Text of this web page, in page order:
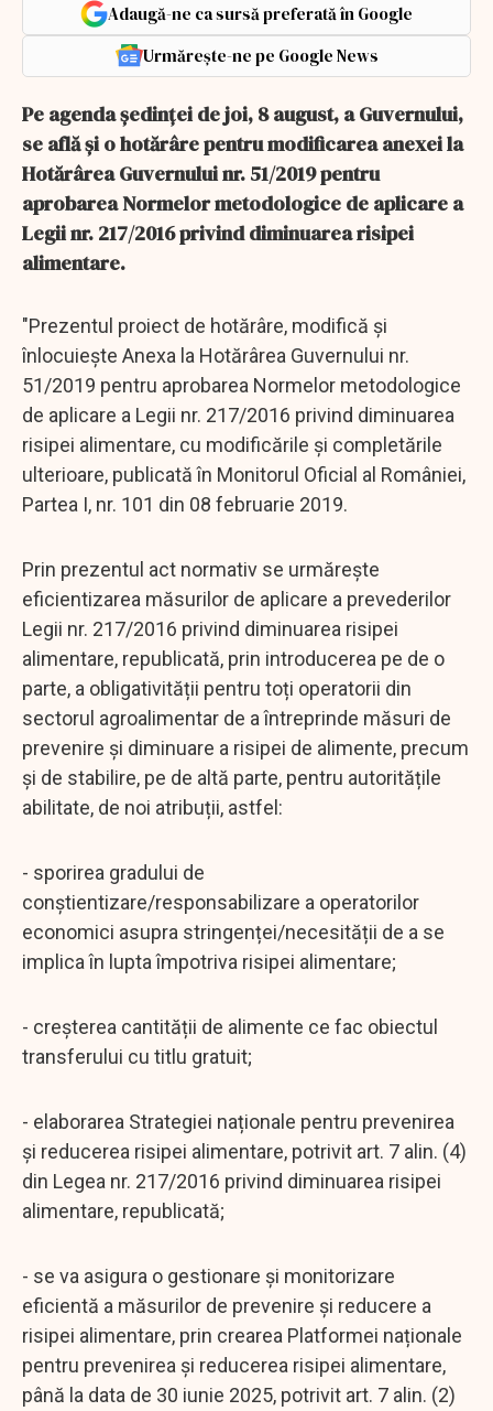
Adaugă-ne ca sursă preferată în Google
Urmărește-ne pe Google News
Pe agenda şedinţei de joi, 8 august, a Guvernului,
se află şi o hotărâre pentru modificarea anexei la
Hotărârea Guvernului nr. 51/2019 pentru
aprobarea Normelor metodologice de aplicare a
Legii nr. 217/2016 privind diminuarea risipei
alimentare.
"Prezentul proiect de hotărâre, modifică și
înlocuiește Anexa la Hotărârea Guvernului nr.
51/2019 pentru aprobarea Normelor metodologice
de aplicare a Legii nr. 217/2016 privind diminuarea
risipei alimentare, cu modificările și completările
ulterioare, publicată în Monitorul Oficial al României,
Partea I, nr. 101 din 08 februarie 2019.
Prin prezentul act normativ se urmărește
eficientizarea măsurilor de aplicare a prevederilor
Legii nr. 217/2016 privind diminuarea risipei
alimentare, republicată, prin introducerea pe de o
parte, a obligativității pentru toți operatorii din
sectorul agroalimentar de a întreprinde măsuri de
prevenire și diminuare a risipei de alimente, precum
și de stabilire, pe de altă parte, pentru autoritățile
abilitate, de noi atribuții, astfel:
- sporirea gradului de
conștientizare/responsabilizare a operatorilor
economici asupra stringenței/necesității de a se
implica în lupta împotriva risipei alimentare;
- creșterea cantității de alimente ce fac obiectul
transferului cu titlu gratuit;
- elaborarea Strategiei naționale pentru prevenirea
și reducerea risipei alimentare, potrivit art. 7 alin. (4)
din Legea nr. 217/2016 privind diminuarea risipei
alimentare, republicată;
- se va asigura o gestionare și monitorizare
eficientă a măsurilor de prevenire și reducere a
risipei alimentare, prin crearea Platformei naționale
pentru prevenirea şi reducerea risipei alimentare,
până la data de 30 iunie 2025, potrivit art. 7 alin. (2)